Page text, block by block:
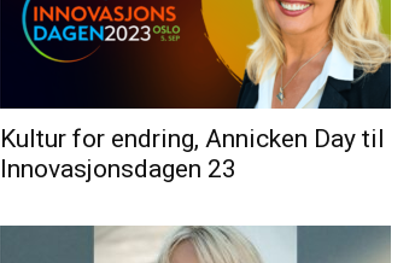
Kultur for endring, Annicken Day til
Innovasjonsdagen 23